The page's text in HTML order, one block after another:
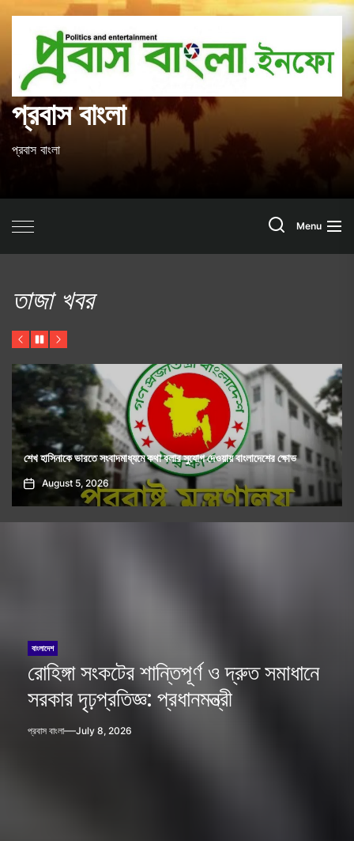
content
প্রবাস বাংলা
প্রবাস বাংলা
SearchMenu
তাজা খবর
Previous
PauseNext
ফ্যাসিবাদমুক্ত বাংলাদেশের প্রত্যাশা পূরণ হয়নি, লড়াই অব্যাহত থাকবে: জামায়াত
আমীরের হুঁশিয়ারি
August 5, 2026
বাংলাদেশ
রোহিঙ্গা সংকটের শান্তিপূর্ণ ও দ্রুত সমাধানে
সরকার দৃঢ়প্রতিজ্ঞ: প্রধানমন্ত্রী
প্রবাস বাংলা July 8, 2026